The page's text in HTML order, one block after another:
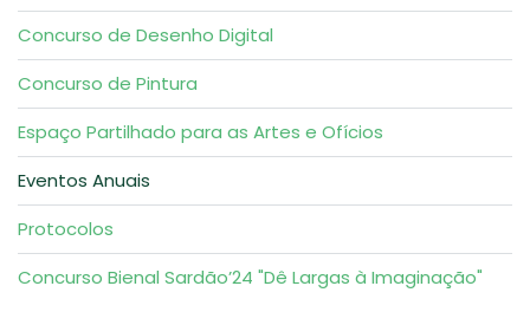
Concurso de Desenho Digital
Concurso de Pintura
Espaço Partilhado para as Artes e Ofícios
Eventos Anuais
Protocolos
Concurso Bienal Sardão’24 "Dê Largas à Imaginação"